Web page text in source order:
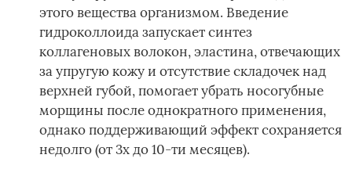
этого вещества организмом. Введение
гидроколлоида запускает синтез
коллагеновых волокон, эластина, отвечающих
за упругую кожу и отсутствие складочек над
верхней губой, помогает убрать носогубные
морщины после однократного применения,
однако поддерживающий эффект сохраняется
недолго (от 3х до 10-ти месяцев).